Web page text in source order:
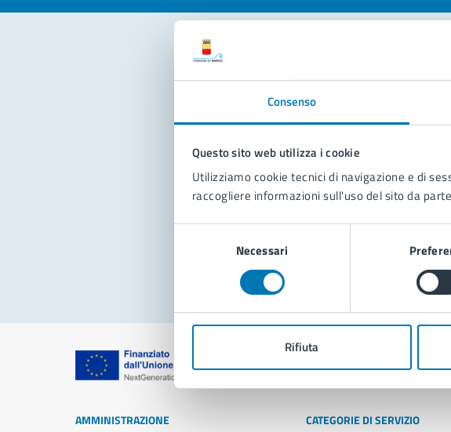
Consenso
Questo sito web utilizza i cookie
Utilizziamo cookie tecnici di navigazione e di
raccogliere informazioni sull'uso del sito da
Necessari
Rifiuta
Contatta il
Richiedi assistenza
Prenota
Problemi in
Segnala disservizio
Comune di Napoli
AMMINISTRAZIONE CATEGORIE DI SERVIZIO